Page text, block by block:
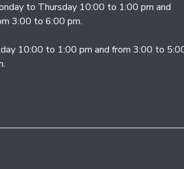
to Thursday 10:00 to 1:00 pm and
3:00 to 6:00 pm.
10:00 to 1:00 pm and from 3:00 to